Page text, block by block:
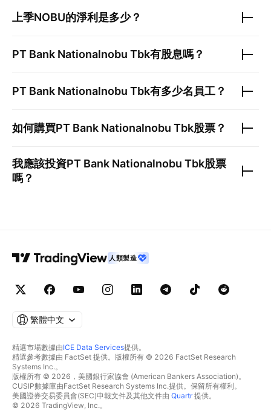
上季NOBU的淨利是多少？
PT Bank Nationalnobu Tbk有股息嗎？
PT Bank Nationalnobu Tbk有多少名員工？
如何購買PT Bank Nationalnobu Tbk股票？
我應該投資PT Bank Nationalnobu Tbk股票
嗎？
人類製造
繁體中文
精選市場數據由ICE Data Services提供。
精選參考數據由 FactSet 提供。版權所有 © 2026 FactSet Research
Systems Inc.。
版權所有 © 2026，美國銀行家協會 (American Bankers Association)。
CUSIP數據庫由FactSet Research Systems Inc.提供。保留所有權利。
美國證券交易委員會(SEC)申報文件及其他文件由 Quartr提供。
© 2026 TradingView, Inc.。